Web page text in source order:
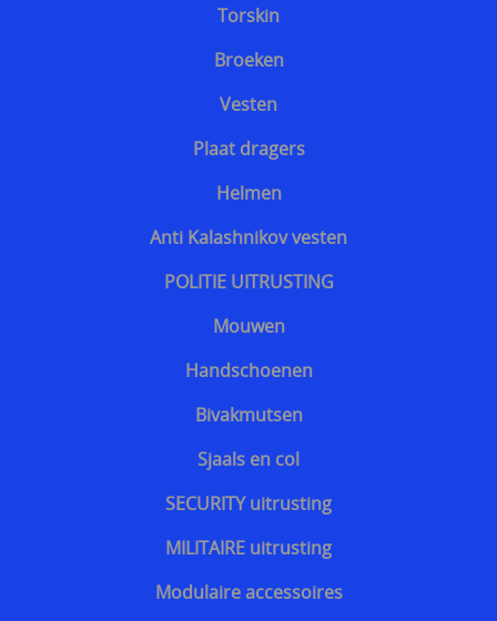
Bescherming tegen slangen
Voetbalsupporters
Buitenhoezen kogelwerende vesten
Beschermende pakketten voor in kogel en
steekwerend vest
Allerlei
Geschenkideeën
Veelgestelde vragen - FAQ - Vragen en antwoorden
Q&A
MERKEN
==================
Website vbrbelgium Octrooi Technologie
==================
Terreurdreiging 2024 Wagner terreuraanslag op
Torskin
Broeken
Vesten
Plaat dragers
Helmen
Anti Kalashnikov vesten
POLITIE UITRUSTING
Mouwen
Handschoenen
Bivakmutsen
Sjaals en col
SECURITY uitrusting
MILITAIRE uitrusting
Modulaire accessoires